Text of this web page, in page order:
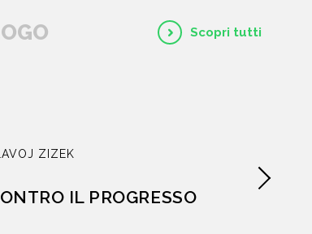
NEWS
Scopri tutti
ZIZEK
IL PROGRESSO